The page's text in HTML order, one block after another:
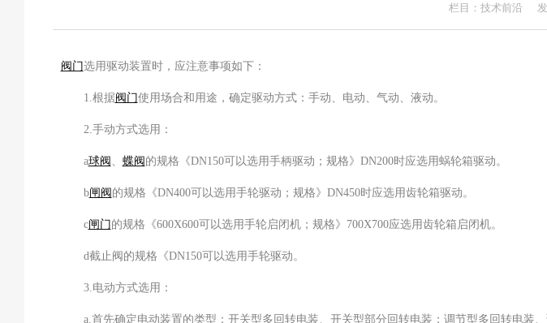
栏目：技术前沿
阀门选用驱动装置时，应注意事项如下：
1.根据阀门使用场合和用途，确定驱动方式：手动、电动、气动、液动。
2.手动方式选用：
a球阀 、 蝶阀 的规格《DN150可以选用手柄驱动；规格》DN200时应选用蜗轮箱驱动。
b闸阀 的规格《DN400可以选用手轮驱动；规格》DN450时应选用齿轮箱驱动。
c闸门 的规格《600X600可以选用手轮启闭机；规格》700X700应选用齿轮箱启闭机。
d截止阀的规格《DN150可以选用手轮驱动。
3.电动方式选用：
a.首先确定电动装置的类型：开关型多回转电装、开关型部分回转电装；调节型多回转电装、